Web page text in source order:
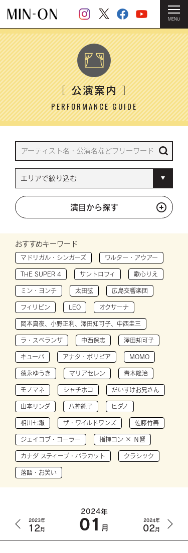
MENU
HOME ＞ 公演案内
［公演案内］
PERFORMANCE GUIDE
演目から探す
おすすめキーワード
マドリガル・シンガーズ ワルター・アウアー
THE SUPER 4 サントロフィ 歌心りえ
ミン・ヨンチ 太田弦 広島交響楽団
フィリピン LEO オクサーナ
岡本真夜、小野正利、澤田知可子、中西圭三
ラ・スペランザ 中西保志 澤田知可子
キューバ アナタ・ボリビア MOMO
徳永ゆうき マリアセレン 青木隆治
モノマネ シャチホコ だいすけお兄さん
山本リンダ 八神純子 ヒダノ
相川七瀬 ザ・ワイルドワンズ 佐藤竹善
ジェイコブ・コーラー 指揮コン × Ｎ響
カナダ スティーブ・バラカット クラシック
落語・お笑い
2023年
12月
2024年
01 月
2024年
02月